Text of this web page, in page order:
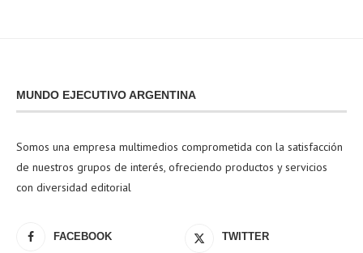
MUNDO EJECUTIVO ARGENTINA
Somos una empresa multimedios comprometida con la satisfacción
de nuestros grupos de interés, ofreciendo productos y servicios
con diversidad editorial
FACEBOOK TWITTER